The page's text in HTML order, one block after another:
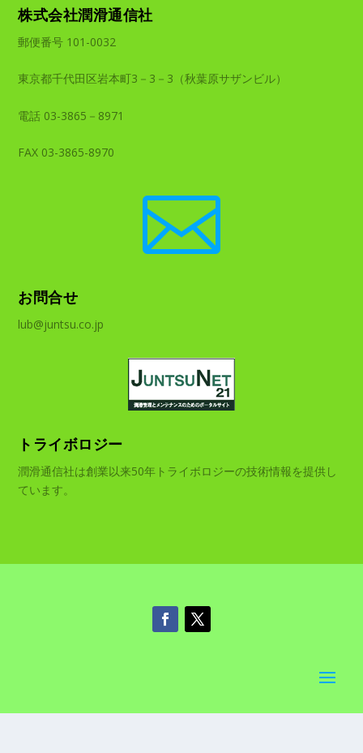
株式会社潤滑通信社
郵便番号 101-0032
東京都千代田区岩本町3－3－3（秋葉原サザンビル）
電話 03-3865－8971
FAX 03-3865-8970

お問合せ
lub@juntsu.co.jp
トライボロジー
潤滑通信社は創業以来50年トライボロジーの技術情報を提供し
ています。